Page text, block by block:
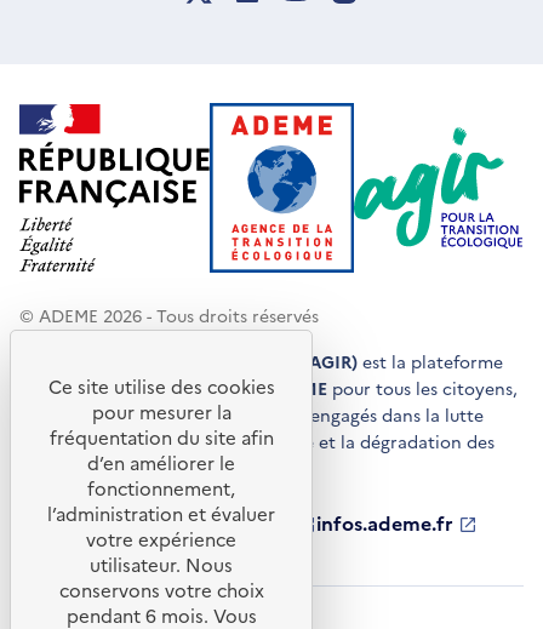
© ADEME 2026 - Tous droits réservés
Agir pour la transition écologique (AGIR) est la plateforme
de conseils et de services de l'ADEME pour tous les citoyens,
acteurs économiques et territoires engagés dans la lutte
contre le réchauffement climatique et la dégradation des
ressources.
ademe.fr
S'ouvre
nouvelle
fenêtre
librairie.ademe.fr
S'ouvre
dans
une
nouvelle
fenêtre
infos.ademe.fr
S'ouvre
nouvelle
ademe.fr/presse
S'ouvre
nouvelle
fenêtre
Accessibilité : non conforme
Ce site utilise des cookies
pour mesurer la
fréquentation du site afin
d’en améliorer le
fonctionnement,
l’administration et évaluer
votre expérience
utilisateur. Nous
conservons votre choix
pendant 6 mois. Vous